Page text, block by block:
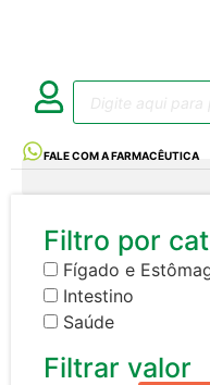
FALE COM A FARMACÊUTICA
Filtro por
Fígado e
Intestino
Saúde
Filtrar valor